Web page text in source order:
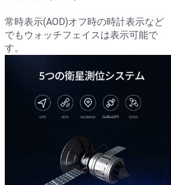
常時表示(AOD)オフ時の時計表示など
でもウォッチフェイスは表示可能で
す。